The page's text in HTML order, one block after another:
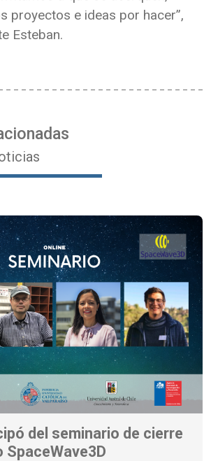
proyectos e ideas por hacer”,
Esteban.
del seminario de cierre